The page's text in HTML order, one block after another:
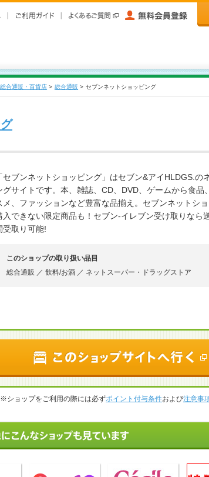
総合通販・百貨店 > 総合通販 > セブンネットショッピング
「セブンネットショッピング」はセブン&アイHLDGS.の
グサイトです。本、雑誌、CD、DVD、ゲームから食品
メ、ファッションなど豊富な品揃え。セブンネットシ
入できない限定商品も！セブン‐イレブン受け取りなら
受取り可能!
このショップの取り扱い品目
総合通販 ／ 飲料/お酒 ／ ネットスーパー・ドラッグストア
※ショップをご利用の際には必ずポイント付与条件および注意事